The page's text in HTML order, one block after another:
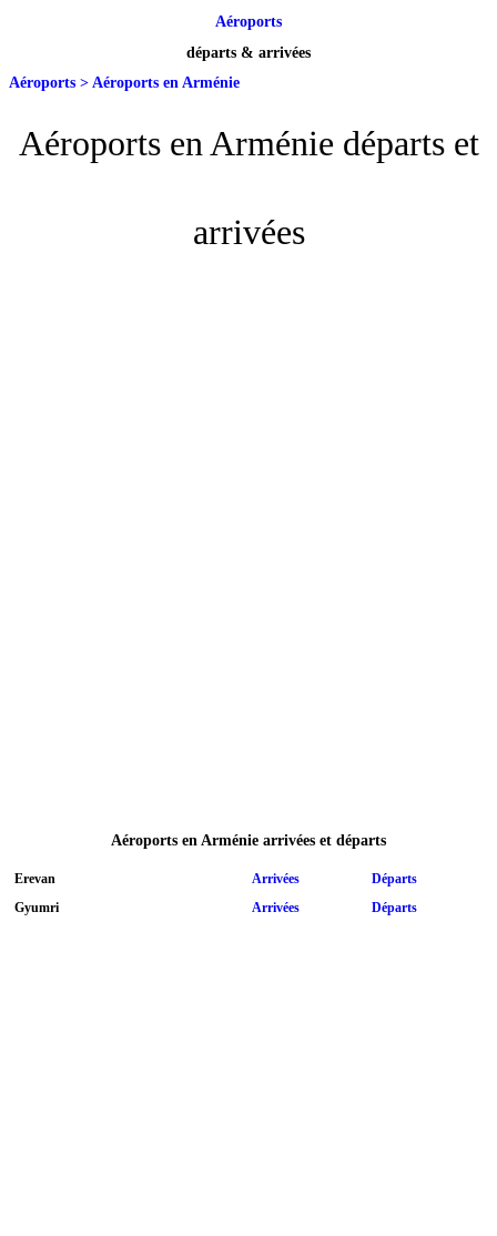
Aéroports
départs & arrivées
Aéroports > Aéroports en Arménie
Aéroports en Arménie départs et
arrivées
Aéroports en Arménie arrivées et départs
Erevan Arrivées
Départs
Gyumri
Arrivées Départs